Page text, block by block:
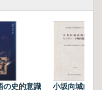
の史的意識
小坂向城山